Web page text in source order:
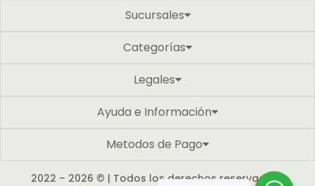
Sucursales
Categorías
Legales
Ayuda e Información
Metodos de Pago
2022 – 2026 © | Todos los derechos reservados |